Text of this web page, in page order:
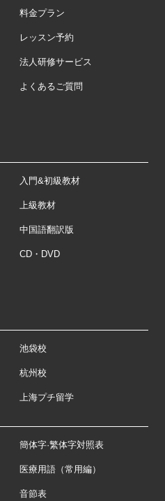
料金プラン
レッスン予約
法人研修サービス
よくあるご質問
入門&初級教材
上級教材
中国語翻訳版
CD・DVD
池袋校
杭州校
上海プチ留学
簡体字·繁体字対照表
医療用語（常用編）
音節表